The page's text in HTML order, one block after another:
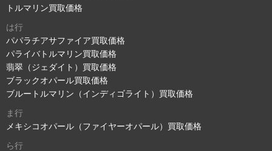
トルマリン買取価格
は行
パパラチアサファイア買取価格
パライバトルマリン買取価格
翡翠（ジェダイト）買取価格
ブラックオパール買取価格
ブルートルマリン（インディゴライト）買取価格
ま行
メキシコオパール（ファイヤーオパール）買取価格
ら行